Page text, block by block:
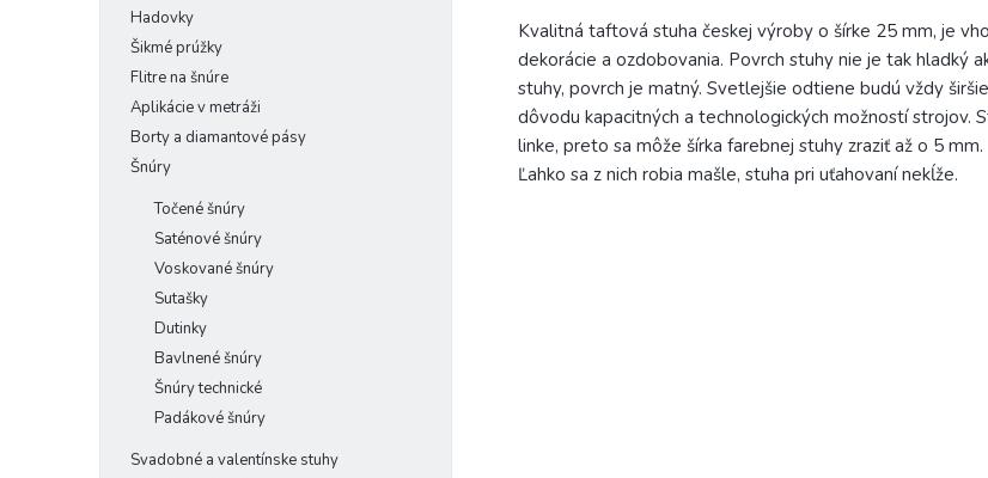
Hadovky
Šikmé prúžky
Flitre na šnúre
Aplikácie v metráži
Borty a diamantové pásy
Šnúry
Točené šnúry
Saténové šnúry
Voskované šnúry
Sutašky
Dutinky
Bavlnené šnúry
Šnúry technické
Padákové šnúry
Svadobné a valentínske stuhy
Kvalitná taftová stuha českej výroby o šírke 25 mm, je
dekorácie a ozdobovania. Povrch stuhy nie je tak hladký
stuhy, povrch je matný. Svetlejšie odtiene budú vždy
dôvodu kapacitných a technologických možností strojov.
linke, preto sa môže šírka farebnej stuhy zraziť až o 5 mm.
Ľahko sa z nich robia mašle, stuha pri uťahovaní nekĺže.